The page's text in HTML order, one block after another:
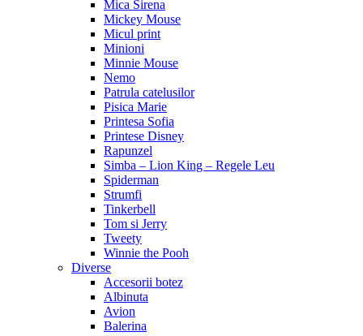
Mica Sirena
Mickey Mouse
Micul print
Minioni
Minnie Mouse
Nemo
Patrula catelusilor
Pisica Marie
Printesa Sofia
Printese Disney
Rapunzel
Simba – Lion King – Regele Leu
Spiderman
Strumfi
Tinkerbell
Tom si Jerry
Tweety
Winnie the Pooh
Diverse
Accesorii botez
Albinuta
Avion
Balerina